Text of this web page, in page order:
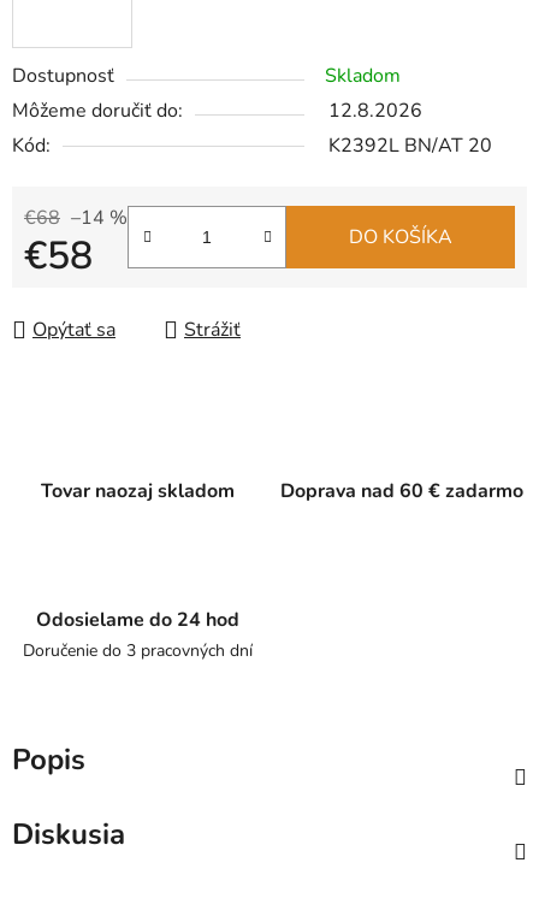
Dostupnosť
Skladom
Môžeme doručiť do:
12.8.2026
Kód:
K2392L BN/AT 20
€68 –14 %
€58 DO KOŠÍKA
Opýtať sa Strážiť
Tovar naozaj skladom Doprava nad 60 € zadarmo
Odosielame do 24 hod
Doručenie do 3 pracovných dní
Popis
Diskusia